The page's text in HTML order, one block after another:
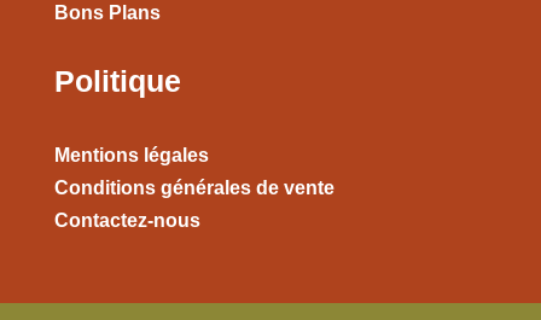
Bons Plans
Politique
Mentions légales
Conditions générales de vente
Contactez-nous